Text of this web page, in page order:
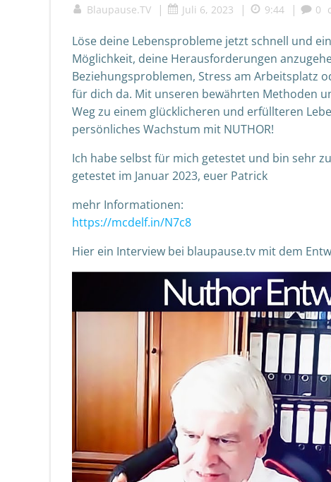
Blaupause.TV | Juli 6, 2023 | 9:44 | 0
Löse deine Lebensprobleme jetzt schnell und
Möglichkeit, deine Herausforderungen
Beziehungsproblemen, Stress am Arbeitsplatz
für dich da. Mit unseren bewährten Methoden
Weg zu einem glücklicheren und erfüllteren
persönliches Wachstum mit NUTHOR!
Ich habe selbst für mich getestet und bin sehr
getestet im Januar 2023, euer Patrick
mehr Informationen:
https://mcdelf.in/N7c8
Hier ein Interview bei blaupause.tv mit dem